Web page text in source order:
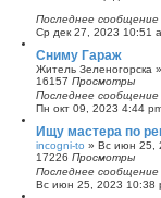
Последнее сообщение
Ср дек 27, 2023 10:51
Сниму Гараж
Житель Зеленогорска »
16157 Просмотры
Последнее сообщение
Пн окт 09, 2023 4:44
Ищу мастера по
incogni-to » Вс июн 25,
17226 Просмотры
Последнее сообщение
Вс июн 25, 2023 10:38